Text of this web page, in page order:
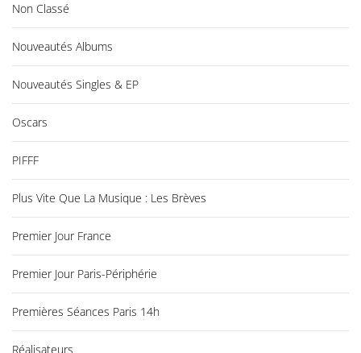
Non Classé
Nouveautés Albums
Nouveautés Singles & EP
Oscars
PIFFF
Plus Vite Que La Musique : Les Brèves
Premier Jour France
Premier Jour Paris-Périphérie
Premières Séances Paris 14h
Réalisateurs